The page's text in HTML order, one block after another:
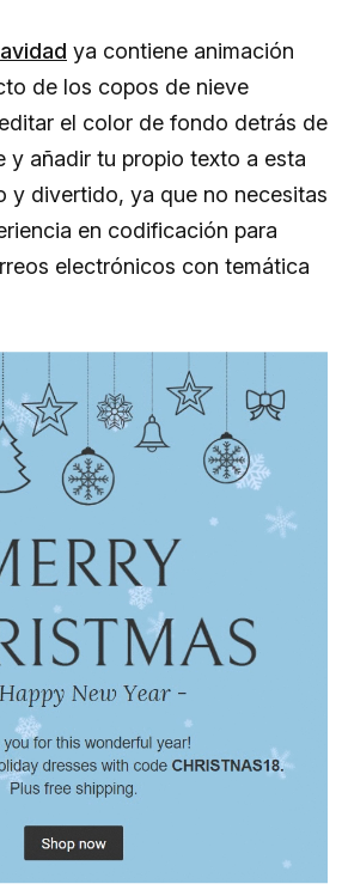
ya contiene animación
de los copos de nieve
el color de fondo detrás de
y añadir tu propio texto a esta
y divertido, ya que no necesitas
en codificación para
electrónicos con temática